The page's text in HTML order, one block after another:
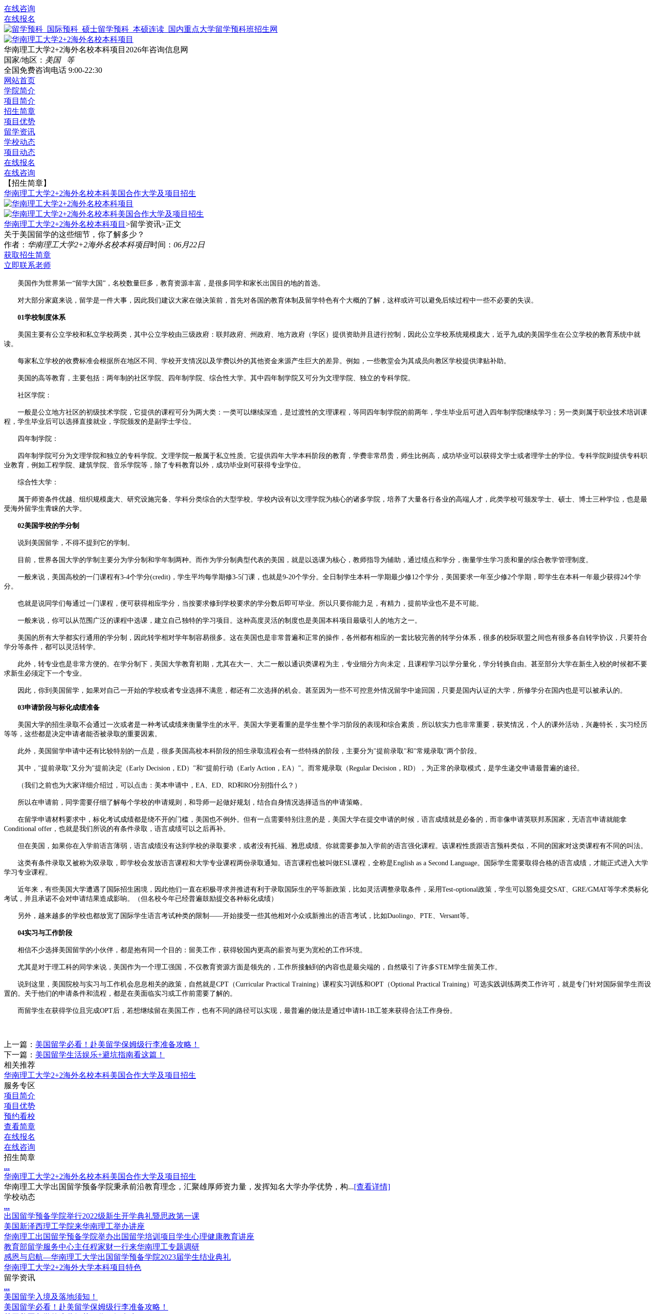
在线咨询
在线报名
华南理工大学2+2海外名校本科项目2026年咨询信息网
国家/地区： 美国 等
全国免费咨询电话 9:00-22:30
网站首页
学院简介
项目简介
招生简章
项目优势
留学资讯
学校动态
项目动态
在线报名
在线咨询
【招生简章】
华南理工大学2+2海外名校本科美国合作大学及项目招生
华南理工大学2+2海外名校本科项目 >留学资讯>正文
关于美国留学的这些细节，你了解多少？
作者： 华南理工大学2+2海外名校本科项目时间： 06月22日
获取招生简章
立即联系老师
美国作为世界第一“留学大国”，名校数量巨多，教育资源丰富，是很多同学和家长出国目的地的首选。
对大部分家庭来说，留学是一件大事，因此我们建议大家在做决策前，首先对各国的教育体制及留学特色有个大概的了解，这样或许可以避免后续过程中一些不必要的失误。
01学校制度体系
美国主要有公立学校和私立学校两类，其中公立学校由三级政府：联邦政府、州政府、地方政府（学区）提供资助并且进行控制，因此公立学校系统规模庞大，近乎九成的美国学生在公立学校的教育系统中就
读。
每家私立学校的收费标准会根据所在地区不同、学校开支情况以及学费以外的其他资金来源产生巨大的差异。例如，一些教堂会为其成员向教区学校提供津贴补助。
美国的高等教育，主要包括：两年制的社区学院、四年制学院、综合性大学。其中四年制学院又可分为文理学院、独立的专科学院。
社区学院：
一般是公立地方社区的初级技术学院，它提供的课程可分为两大类：一类可以继续深造，是过渡性的文理课程，等同四年制学院的前两年，学生毕业后可进入四年制学院继续学习；另一类则属于职业技术培训课
程，学生毕业后可以选择直接就业，学院颁发的是副学士学位。
四年制学院：
四年制学院可分为文理学院和独立的专科学院。文理学院一般属于私立性质。它提供四年大学本科阶段的教育，学费非常昂贵，师生比例高，成功毕业可以获得文学士或者理学士的学位。专科学院则提供专科职
业教育，例如工程学院、建筑学院、音乐学院等，除了专科教育以外，成功毕业则可获得专业学位。
综合性大学：
属于师资条件优越、组织规模庞大、研究设施完备、学科分类综合的大型学校。学校内设有以文理学院为核心的诸多学院，培养了大量各行各业的高端人才，此类学校可颁发学士、硕士、博士三种学位，也是最
受海外留学生青睐的大学。
02美国学校的学分制
说到美国留学，不得不提到它的学制。
目前，世界各国大学的学制主要分为学分制和学年制两种。而作为学分制典型代表的美国，就是以选课为核心，教师指导为辅助，通过绩点和学分，衡量学生学习质和量的综合教学管理制度。
一般来说，美国高校的一门课程有3-4个学分(credit)，学生平均每学期修3-5门课，也就是9-20个学分。全日制学生本科一学期最少修12个学分，美国要求一年至少修2个学期，即学生在本科一年最少获得24个学
分。
也就是说同学们每通过一门课程，便可获得相应学分，当按要求修到学校要求的学分数后即可毕业。所以只要你能力足，有精力，提前毕业也不是不可能。
一般来说，你可以从范围广泛的课程中选课，建立自己独特的学习项目。这种高度灵活的制度也是美国本科项目最吸引人的地方之一。
美国的所有大学都实行通用的学分制，因此转学相对学年制容易很多。这在美国也是非常普遍和正常的操作，各州都有相应的一套比较完善的转学分体系，很多的校际联盟之间也有很多各自转学协议，只要符合
学分等条件，都可以灵活转学。
此外，转专业也是非常方便的。在学分制下，美国大学教育初期，尤其在大一、大二一般以通识类课程为主，专业细分方向未定，且课程学习以学分量化，学分转换自由。甚至部分大学在新生入校的时候都不要
求新生必须定下一个专业。
因此，你到美国留学，如果对自己一开始的学校或者专业选择不满意，都还有二次选择的机会。甚至因为一些不可控意外情况留学中途回国，只要是国内认证的大学，所修学分在国内也是可以被承认的。
03申请阶段与标化成绩准备
美国大学的招生录取不会通过一次或者是一种考试成绩来衡量学生的水平。美国大学更看重的是学生整个学习阶段的表现和综合素质，所以软实力也非常重要，获奖情况，个人的课外活动，兴趣特长，实习经历
等等，这些都是决定申请者能否被录取的重要因素。
此外，美国留学申请中还有比较特别的一点是，很多美国高校本科阶段的招生录取流程会有一些特殊的阶段，主要分为"提前录取"和"常规录取"两个阶段。
其中，"提前录取"又分为"提前决定（Early Decision，ED）"和“提前行动（Early Action，EA）"。而常规录取（Regular Decision，RD），为正常的录取模式，是学生递交申请最普遍的途径。
（我们之前也为大家详细介绍过，可以点击：美本申请中，EA、ED、RD和RO分别指什么？）
所以在申请前，同学需要仔细了解每个学校的申请规则，和导师一起做好规划，结合自身情况选择适当的申请策略。
在留学申请材料要求中，标化考试成绩都是绕不开的门槛，美国也不例外。但有一点需要特别注意的是，美国大学在提交申请的时候，语言成绩就是必备的，而非像申请英联邦系国家，无语言申请就能拿
Conditional offer，也就是我们所说的有条件录取，语言成绩可以之后再补。
但在美国，如果你在入学前语言薄弱，语言成绩没有达到学校的录取要求，或者没有托福、雅思成绩。你就需要参加入学前的语言强化课程。该课程性质跟语言预科类似，不同的国家对这类课程有不同的叫法。
这类有条件录取又被称为双录取，即学校会发放语言课程和大学专业课程两份录取通知。语言课程也被叫做ESL课程，全称是English as a Second Language。国际学生需要取得合格的语言成绩，才能正式进入大学
学习专业课程。
近年来，有些美国大学遭遇了国际招生困境，因此他们一直在积极寻求并推进有利于录取国际生的平等新政策，比如灵活调整录取条件，采用Test-optional政策，学生可以豁免提交SAT、GRE/GMAT等学术类标化
考试，并且承诺不会对申请结果造成影响。（但名校今年已经普遍鼓励提交各种标化成绩）
另外，越来越多的学校也都放宽了国际学生语言考试种类的限制——开始接受一些其他相对小众或新推出的语言考试，比如Duolingo、PTE、Versant等。
04实习与工作阶段
相信不少选择美国留学的小伙伴，都是抱有同一个目的：留美工作，获得较国内更高的薪资与更为宽松的工作环境。
尤其是对于理工科的同学来说，美国作为一个理工强国，不仅教育资源方面是领先的，工作所接触到的内容也是最尖端的，自然吸引了许多STEM学生留美工作。
说到这里，美国院校与实习与工作机会息息相关的政策，自然就是CPT（Curricular Practical Training）课程实习训练和OPT（Optional Practical Training）可选实践训练两类工作许可，就是专门针对国际留学生而设
置的。关于他们的申请条件和流程，都是在美面临实习或工作前需要了解的。
而留学生在获得学位且完成OPT后，若想继续留在美国工作，也有不同的路径可以实现，最普遍的做法是通过申请H-1B工签来获得合法工作身份。
上一篇： 美国留学必看！赴美留学保姆级行李准备攻略！
下一篇： 美国留学生活娱乐+避坑指南看这篇！
相关推荐
华南理工大学2+2海外名校本科美国合作大学及项目招生
服务专区
项目简介
项目优势
预约看校
查看简章
在线报名
在线咨询
招生简章
...
华南理工大学2+2海外名校本科美国合作大学及项目招生
华南理工大学出国留学预备学院秉承前沿教育理念，汇聚雄厚师资力量，发挥知名大学办学优势，构...[查看详情]
学校动态
...
出国留学预备学院举行2022级新生开学典礼暨思政第一课
美国新泽西理工学院来华南理工举办讲座
华南理工出国留学预备学院举办出国留学培训项目学生心理健康教育讲座
教育部留学服务中心主任程家财一行来华南理工专题调研
感恩与启航—华南理工大学出国留学预备学院2023届学生结业典礼
华南理工大学2+2海外大学本科项目特色
留学资讯
...
美国留学入境及落地须知！
美国留学必看！赴美留学保姆级行李准备攻略！